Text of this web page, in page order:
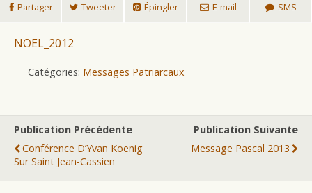
Partager Tweeter Épingler E-mail SMS
NOEL_2012
Catégories: Messages Patriarcaux
Publication Précédente
Conférence D’Yvan Koenig
Sur Saint Jean-Cassien
Publication Suivante
Message Pascal 2013